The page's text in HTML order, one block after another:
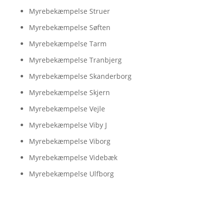
Myrebekæmpelse Struer
Myrebekæmpelse Søften
Myrebekæmpelse Tarm
Myrebekæmpelse Tranbjerg
Myrebekæmpelse Skanderborg
Myrebekæmpelse Skjern
Myrebekæmpelse Vejle
Myrebekæmpelse Viby J
Myrebekæmpelse Viborg
Myrebekæmpelse Videbæk
Myrebekæmpelse Ulfborg